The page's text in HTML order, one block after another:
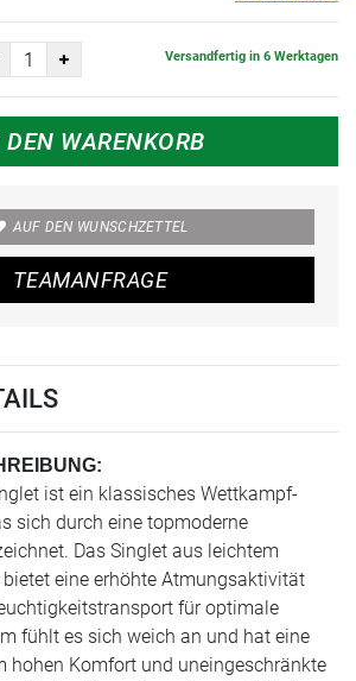
Versandfertig in 6 Werktagen
WARENKORB
AUF DEN WUNSCHZETTEL
TEAMANFRAGE
ist ein klassisches Wettkampf-
sich durch eine topmoderne
Das Singlet aus leichtem
eine erhöhte Atmungsaktivität
für optimale
fühlt es sich weich an und hat eine
hohen Komfort und uneingeschränkte